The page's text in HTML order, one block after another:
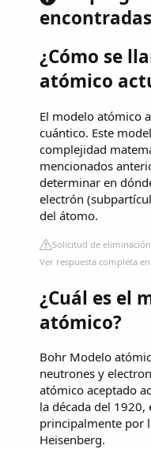
encontradas
¿Cómo se
atómico
El modelo atómico
cuántico. Este
complejidad
mencionados
determinar en
electrón
del átomo.
Solicitud de eliminación
Ver respuesta completa en
¿Cuál es el
atómico?
Bohr Modelo
neutrones y
atómico aceptado
la década del
principalmente por
Heisenberg.